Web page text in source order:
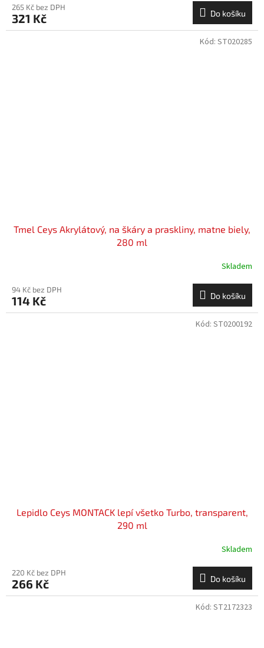
265 Kč bez DPH
321 Kč Do košíku
Tmel Ceys Akrylátový, na škáry a praskliny, matne biely,
280 ml
Skladem
94 Kč bez DPH
114 Kč Do košíku
Kód: ST020285
Lepidlo Ceys MONTACK lepí všetko Turbo, transparent,
290 ml
Skladem
220 Kč bez DPH
266 Kč Do košíku
Kód: ST0200192
Kód: ST2172323